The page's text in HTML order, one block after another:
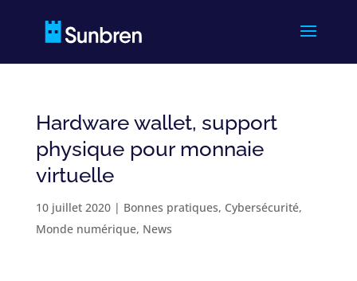
Hardware wallet, support
physique pour monnaie
virtuelle
10 juillet 2020| Bonnes pratiques, Cybersécurité,
Monde numérique, News